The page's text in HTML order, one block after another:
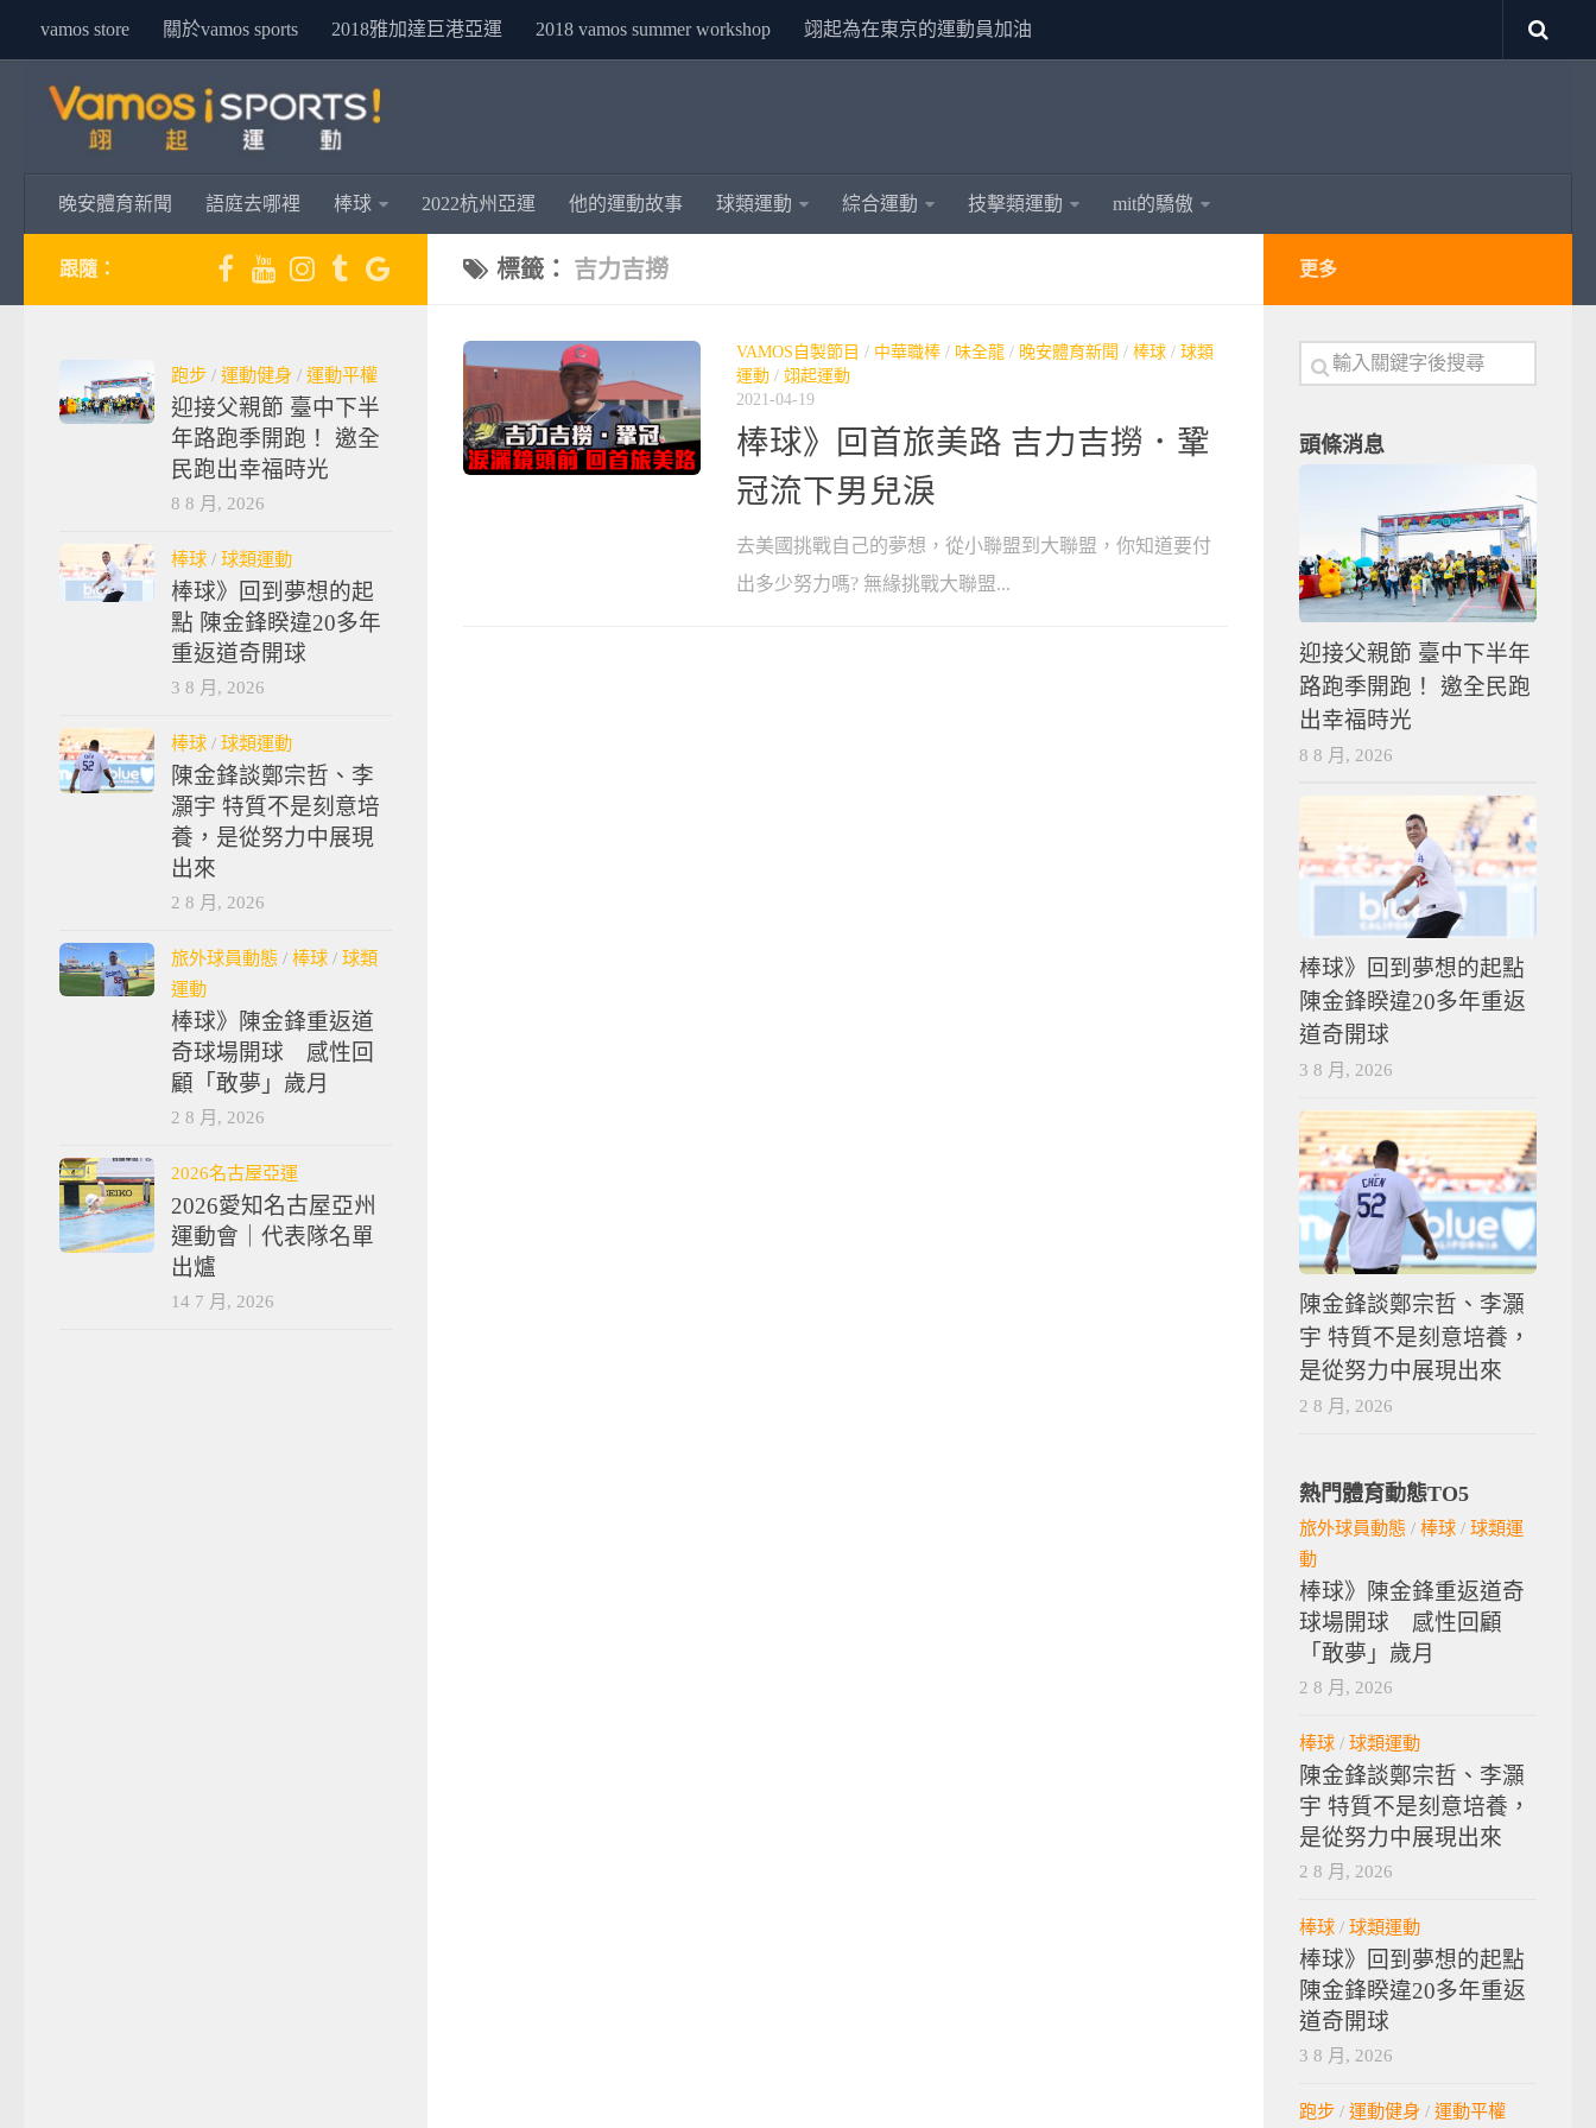
vamos store 關於vamos sports 2018雅加達巨港亞運 2018 vamos summer workshop 翊起為在東京的運動員加油
晚安體育新聞 語庭去哪裡 棒球 2022杭州亞運 他的運動故事 球類運動 綜合運動 技擊類運動 mit的驕傲
標籤： 吉力吉撈
VAMOS自製節目 / 中華職棒 / 味全龍 / 晚安體育新聞 / 棒球 / 球類
運動 / 翊起運動
2021-04-19
棒球》回首旅美路 吉力吉撈．鞏
冠流下男兒淚
去美國挑戰自己的夢想，從小聯盟到大聯盟，你知道要付
出多少努力嗎? 無緣挑戰大聯盟...
跟隨：
跑步 / 運動健身 / 運動平權
迎接父親節 臺中下半
年路跑季開跑！ 邀全
民跑出幸福時光
8 8 月, 2026
棒球 / 球類運動
棒球》回到夢想的起
點 陳金鋒睽違20多年
重返道奇開球
3 8 月, 2026
棒球 / 球類運動
陳金鋒談鄭宗哲、李
灝宇 特質不是刻意培
養，是從努力中展現
出來
2 8 月, 2026
旅外球員動態 / 棒球 / 球類
運動
棒球》陳金鋒重返道
奇球場開球 感性回
顧「敢夢」歲月
2 8 月, 2026
2026名古屋亞運
2026愛知名古屋亞州
運動會｜代表隊名單
出爐
14 7 月, 2026
更多
頭條消息
迎接父親節 臺中下半年
路跑季開跑！ 邀全民跑
出幸福時光
8 8 月, 2026
棒球》回到夢想的起點
陳金鋒睽違20多年重返
道奇開球
3 8 月, 2026
陳金鋒談鄭宗哲、李灝
宇 特質不是刻意培養，
是從努力中展現出來
2 8 月, 2026
熱門體育動態TO5
旅外球員動態 / 棒球 / 球類運
動
棒球》陳金鋒重返道奇
球場開球 感性回顧
「敢夢」歲月
2 8 月, 2026
棒球 / 球類運動
陳金鋒談鄭宗哲、李灝
宇 特質不是刻意培養，
是從努力中展現出來
2 8 月, 2026
棒球 / 球類運動
棒球》回到夢想的起點
陳金鋒睽違20多年重返
道奇開球
3 8 月, 2026
跑步 / 運動健身 / 運動平權